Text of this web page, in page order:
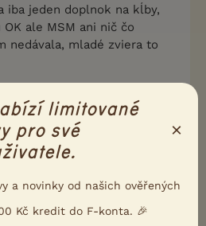
iba jeden doplnok na kĺby,
ale MSM ani nič čo
nedávala, mladé zviera to
. Bohužel ne dobré..
limitované
pro své
×
a novinky od našich ověřených
Kč kredit do F-konta. 🎉